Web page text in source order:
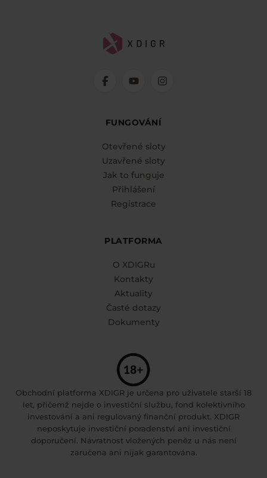
FUNGOVÁNÍ
Otevřené sloty
Uzavřené sloty
Jak to funguje
Přihlášení
Registrace
PLATFORMA
O XDIGRu
Kontakty
Aktuality
Časté dotazy
Dokumenty
Obchodní platforma XDIGR je určena pro uživatele starší 18
let, přičemž nejde o investiční službu, fond kolektivního
investování a ani regulovaný finanční produkt. XDIGR
neposkytuje investiční poradenství ani investiční
doporučení. Návratnost vložených peněz u nás není
zaručena ani nijak garantována.